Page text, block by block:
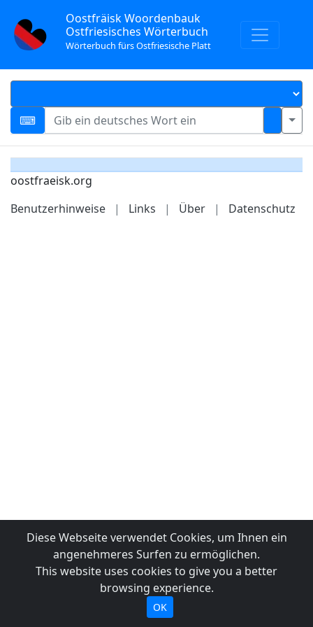
Oostfräisk Woordenbauk
Ostfriesisches Wörterbuch
Wörterbuch fürs Ostfriesische Platt
oostfraeisk.org
Benutzerhinweise
| Links | Über | Datenschutz
Diese Webseite verwendet Cookies, um Ihnen ein
angenehmeres Surfen zu ermöglichen.
This website uses cookies to give you a better
browsing experience.
OK